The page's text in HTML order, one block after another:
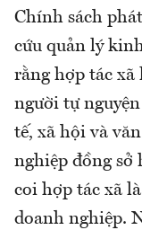
Chính sách
cứu quản lý
rằng hợp tác
người tự
tế, xã hội và
nghiệp đồng sở
coi hợp tác xã
doanh nghiệp.